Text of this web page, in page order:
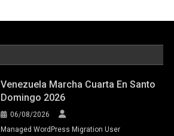
Venezuela Marcha Cuarta En Santo
Domingo 2026
06/08/2026
Managed WordPress Migration User